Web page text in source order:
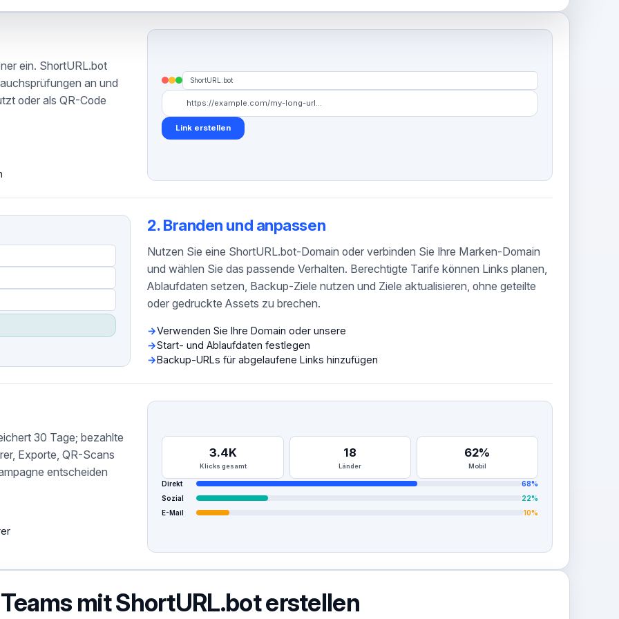
ein. ShortURL.bot
an und
oder als QR-Code
ShortURL.bot
https://example.com/my-long-url...
Link erstellen
2. Branden und anpassen
Nutzen Sie eine ShortURL.bot-Domain oder verbinden Sie Ihre Marken-Domain
und wählen Sie das passende Verhalten. Berechtigte Tarife können Links planen,
Ablaufdaten setzen, Backup-Ziele nutzen und Ziele aktualisieren, ohne geteilte
oder gedruckte Assets zu brechen.
Verwenden Sie Ihre Domain oder unsere
Start- und Ablaufdaten festlegen
Backup-URLs für abgelaufene Links hinzufügen
30 Tage; bezahlte
Exporte, QR-Scans
entscheiden
3.4K
Klicks gesamt
18
Länder
62%
Mobil
Direkt
68%
Sozial
22%
E-Mail
10%
mit ShortURL.bot erstellen